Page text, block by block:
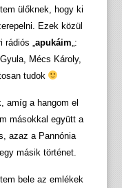
ülőknek, hogy ki
Ezek közül
rádiós „apukáim„:
Mécs Károly,
tudok
amíg a hangom el
másokkal együtt a
azaz a Pannónia
másik történet.
bele az emlékek